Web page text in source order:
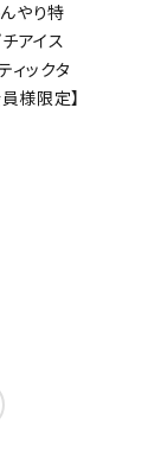
やり特
アイス
ィックタ
様限定】